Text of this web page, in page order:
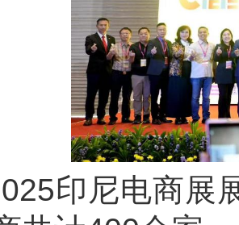
印尼电商展